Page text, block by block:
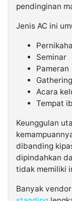
pendinginan
Jenis AC ini
Seminar
Pameran
Acara
Tempat
Keunggulan
dibanding
dipindahkan
tidak memiliki
Banyak